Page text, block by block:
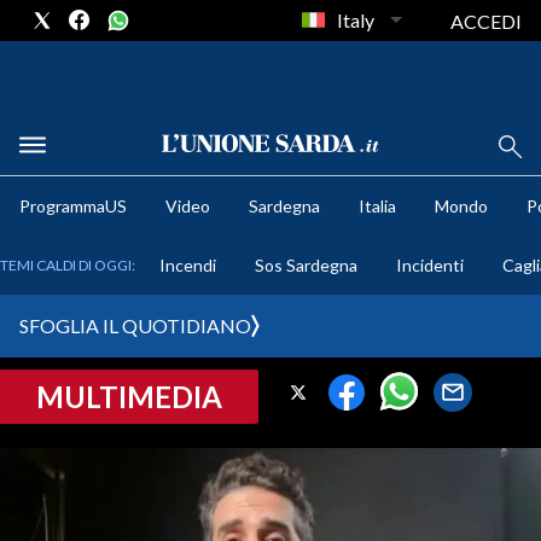
METEO
CRONACA SARDEGNA
PROVINCIA DI CAGLIARI
SULCIS IGLESIENTE
Italy ACCEDI
ProgrammaUS Video Sardegna Italia Mondo
TEMI CALDI DI OGGI: Incendi Sos Sardegna Incidenti
SFOGLIA IL QUOTIDIANO
MULTIMEDIA